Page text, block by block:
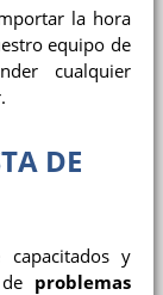
la hora
equipo de
cualquier
DE
capacitados y
problemas